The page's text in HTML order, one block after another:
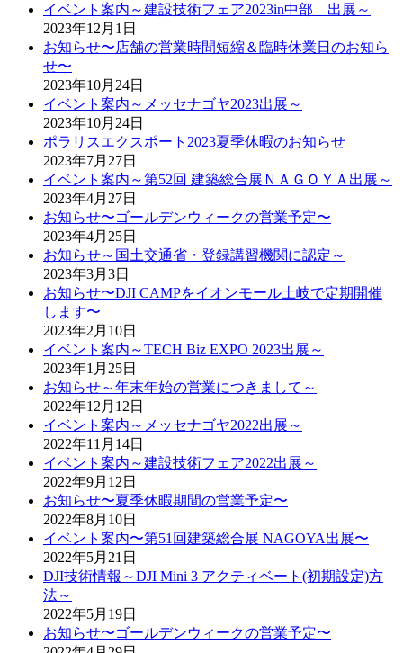
イベント案内～建設技術フェア2023in中部 出展～
2023年12月1日
お知らせ〜店舗の営業時間短縮＆臨時休業日のお知ら
せ〜
2023年10月24日
イベント案内～メッセナゴヤ2023出展～
2023年10月24日
ポラリスエクスポート2023夏季休暇のお知らせ
2023年7月27日
イベント案内～第52回 建築総合展ＮＡＧＯＹＡ出展～
2023年4月27日
お知らせ〜ゴールデンウィークの営業予定〜
2023年4月25日
お知らせ～国土交通省・登録講習機関に認定～
2023年3月3日
お知らせ〜DJI CAMPをイオンモール土岐で定期開催
します〜
2023年2月10日
イベント案内～TECH Biz EXPO 2023出展～
2023年1月25日
お知らせ～年末年始の営業につきまして～
2022年12月12日
イベント案内～メッセナゴヤ2022出展～
2022年11月14日
イベント案内～建設技術フェア2022出展～
2022年9月12日
お知らせ〜夏季休暇期間の営業予定〜
2022年8月10日
イベント案内〜第51回建築総合展 NAGOYA出展〜
2022年5月21日
DJI技術情報～DJI Mini 3 アクティベート(初期設定)方
法～
2022年5月19日
お知らせ〜ゴールデンウィークの営業予定〜